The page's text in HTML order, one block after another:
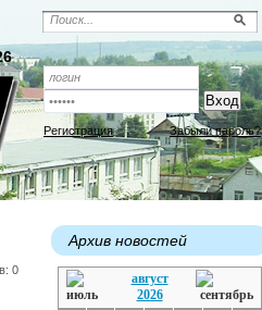
Регистрация Забыли пароль?
0
Архив новостей
август
2026